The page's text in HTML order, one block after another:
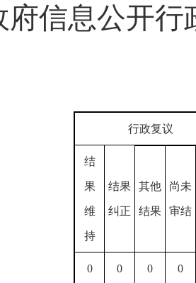
府信息公开
行政复议
结
果
维
持
结果
纠正
其他
结果
尚未
审结
0 0 0 0